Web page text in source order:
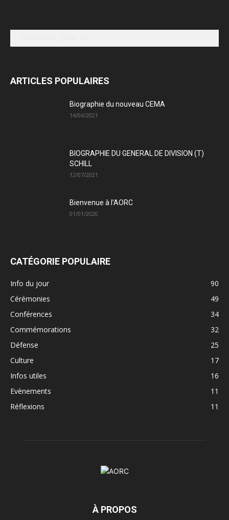
ARTICLES POPULAIRES
Biographie du nouveau CEMA
14/06/2021
BIOGRAPHIE DU GENERAL DE DIVISION (T)
SCHILL
12/07/2021
Bienvenue à l’AORC
01/01/2020
CATÉGORIE POPULAIRE
Info du jour
90
Cérémonies
49
Conférences
34
Commémorations
32
Défense
25
Culture
17
Infos utiles
16
Evènements
11
Réflexions
11
À PROPOS